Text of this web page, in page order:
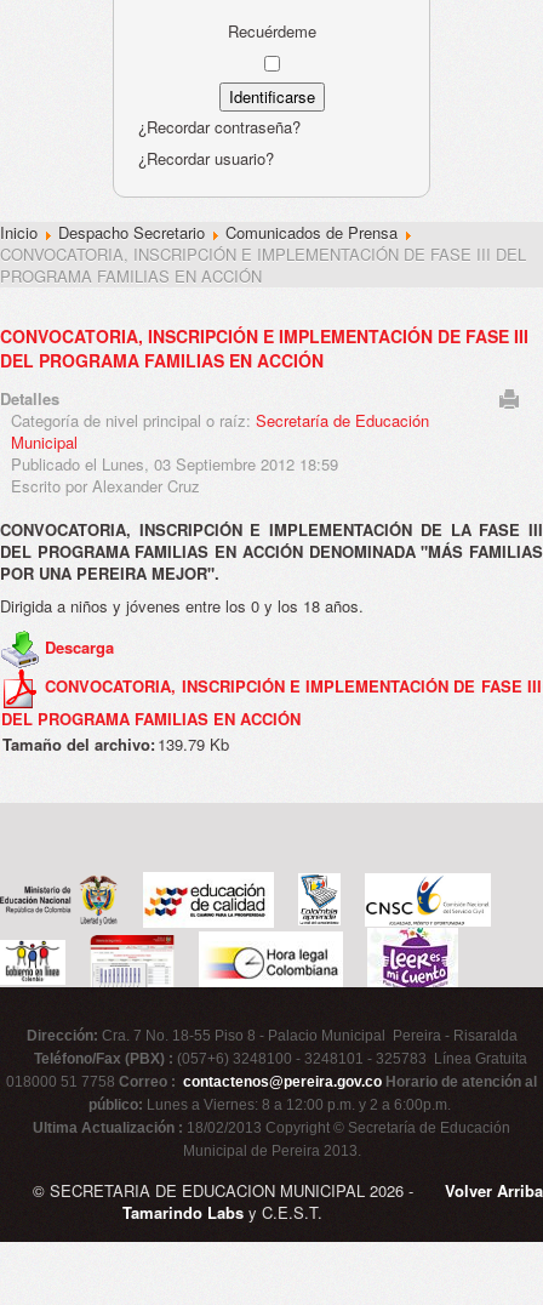
Recuérdeme
¿Recordar contraseña?
¿Recordar usuario?
Inicio Despacho Secretario
Comunicados de Prensa
CONVOCATORIA, INSCRIPCIÓN E IMPLEMENTACIÓN DE FASE III DEL
PROGRAMA FAMILIAS EN ACCIÓN
CONVOCATORIA, INSCRIPCIÓN E IMPLEMENTACIÓN DE FASE III
DEL PROGRAMA FAMILIAS EN ACCIÓN
Detalles
Categoría de nivel principal o raíz: Secretaría de Educación
Municipal
Publicado el Lunes, 03 Septiembre 2012 18:59
Escrito por Alexander Cruz
CONVOCATORIA, INSCRIPCIÓN E IMPLEMENTACIÓN DE LA FASE III
DEL PROGRAMA FAMILIAS EN ACCIÓN DENOMINADA "MÁS FAMILIAS
POR UNA PEREIRA MEJOR".
Dirigida a niños y jóvenes entre los 0 y los 18 años.
Descarga
CONVOCATORIA, INSCRIPCIÓN E IMPLEMENTACIÓN DE FASE III
DEL PROGRAMA FAMILIAS EN ACCIÓN
Tamaño del archivo:139.79 Kb
Dirección: Cra. 7 No. 18-55 Piso 8 - Palacio Municipal Pereira - Risaralda
Teléfono/Fax (PBX) : (057+6) 3248100 - 3248101 - 325783 Línea Gratuita
018000 51 7758 Correo : contactenos@pereira.gov.co Horario de atención al
público: Lunes a Viernes: 8 a 12:00 p.m. y 2 a 6:00p.m.
Ultima Actualización : 18/02/2013 Copyright © Secretaría de Educación
Municipal de Pereira 2013.
Volver Arriba
© SECRETARIA DE EDUCACION MUNICIPAL 2026 -
Tamarindo Labs y C.E.S.T.